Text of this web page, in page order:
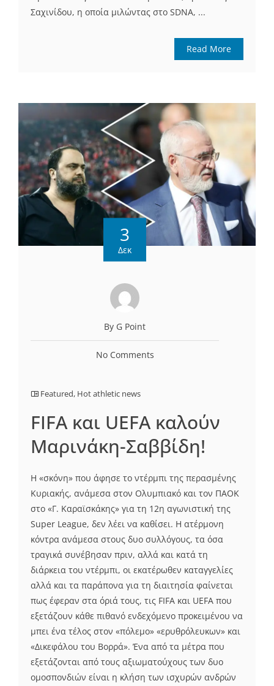
Σαχινίδου, η οποία μιλώντας στο SDNA, ...
Read More
3
Δεκ
By G Point
No Comments
Featured, Hot athletic news
FIFA και UEFA καλούν
Μαρινάκη-Σαββίδη!
Η «σκόνη» που άφησε το ντέρμπι της περασμένης
Κυριακής, ανάμεσα στον Ολυμπιακό και τον ΠΑΟΚ
στο «Γ. Καραϊσκάκης» για τη 12η αγωνιστική της
Super League, δεν λέει να καθίσει. Η ατέρμονη
κόντρα ανάμεσα στους δυο συλλόγους, τα όσα
τραγικά συνέβησαν πριν, αλλά και κατά τη
διάρκεια του ντέρμπι, οι εκατέρωθεν καταγγελίες
αλλά και τα παράπονα για τη διαιτησία φαίνεται
πως έφεραν στα όριά τους, τις FIFA και UEFA που
εξετάζουν κάθε πιθανό ενδεχόμενο προκειμένου να
μπει ένα τέλος στον «πόλεμο» «ερυθρόλευκων» και
«Δικεφάλου του Βορρά». Ένα από τα μέτρα που
εξετάζονται από τους αξιωματούχους των δυο
ομοσπονδιών είναι η κλήση των ισχυρών ανδρών